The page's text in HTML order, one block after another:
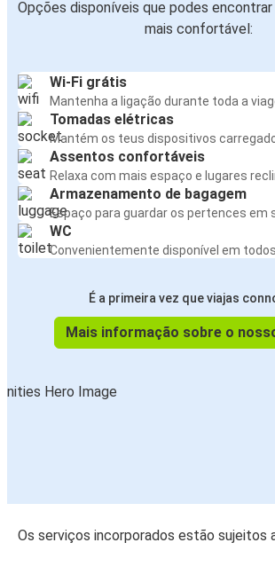
Opções disponíveis que podes encontrar
mais confortável:
Wi-Fi grátis
Mantenha a ligação durante toda a
Tomadas elétricas
Mantém os teus dispositivos
Assentos confortáveis
Relaxa com mais espaço e lugares
Armazenamento de bagagem
Espaço para guardar os pertences em
WC
Convenientemente disponível em
É a primeira vez que viajas
Mais informação sobre o
Os serviços incorporados estão sujeitos